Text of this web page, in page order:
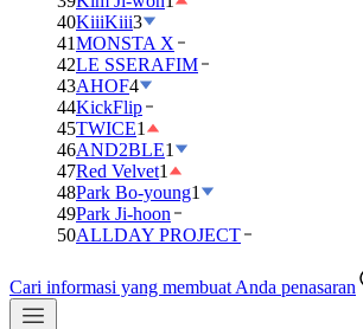
40KiiiKiii3
41MONSTA X
42LE SSERAFIM
43AHOF4
44KickFlip
45TWICE1
46AND2BLE1
47Red Velvet1
48Park Bo-young1
49Park Ji-hoon
50ALLDAY PROJECT
Cari informasi yang membuat Anda penasaran